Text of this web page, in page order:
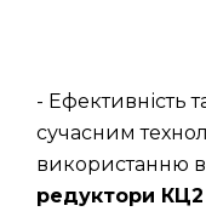
- Ефективність
сучасним
використанню
редуктори КЦ2